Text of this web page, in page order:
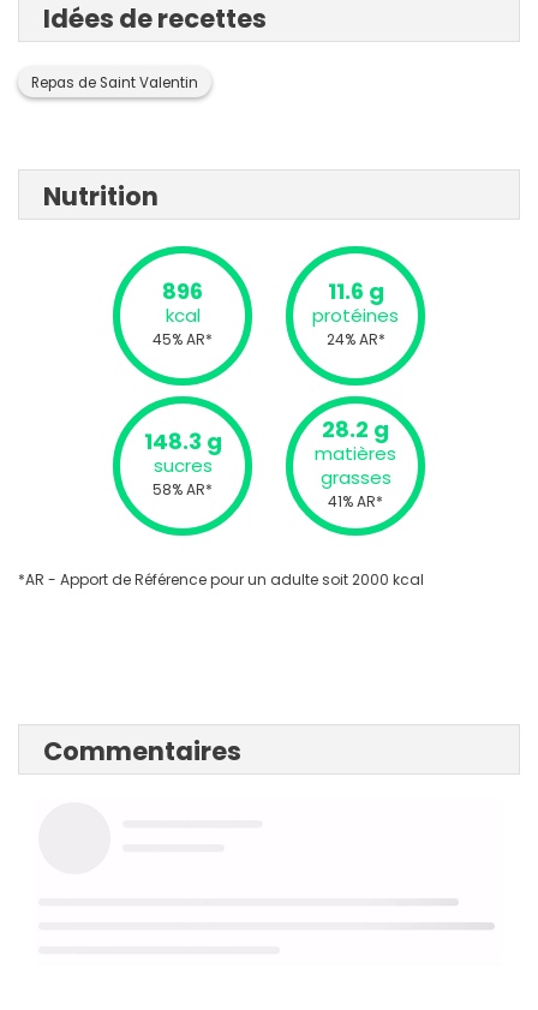
Idées de recettes
Repas de Saint Valentin
Nutrition
896
kcal
45% AR*
11.6 g
protéines
24% AR*
148.3 g
sucres
58% AR*
28.2 g
matières
grasses
41% AR*
*AR - Apport de Référence pour un adulte soit 2000 kcal
Commentaires